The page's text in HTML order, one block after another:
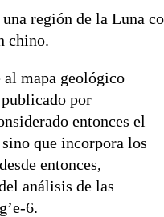
región de la Luna
chino.
mapa geológico
por
entonces el
que incorpora los
entonces,
análisis de las
6.